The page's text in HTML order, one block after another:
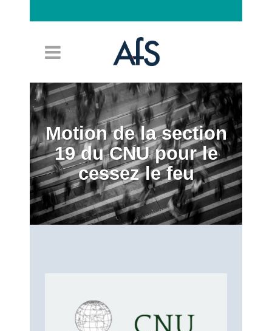
Motion de la section
19 du CNU pour le
cessez le feu